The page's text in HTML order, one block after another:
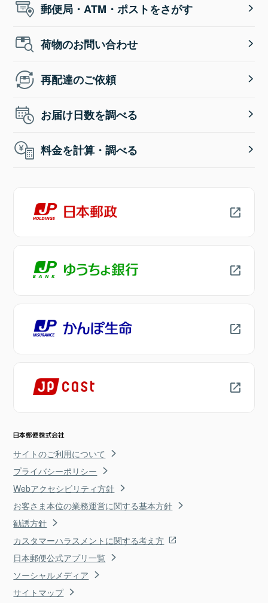
郵便局・ATM・ポストをさがす
荷物のお問い合わせ
再配達のご依頼
お届け日数を調べる
料金を計算・調べる
サイトのご利用について
プライバシーポリシー
Webアクセシビリティ方針
お客さま本位の業務運営に関する基本方針
勧誘方針
カスタマーハラスメントに関する考え方
日本郵便公式アプリ一覧
ソーシャルメディア
サイトマップ